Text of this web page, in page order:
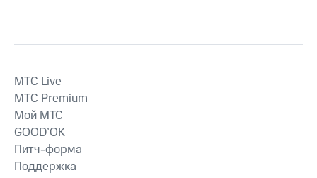
MTС Live
MTС Premium
Мой МТС
GOOD’OK
Питч-форма
Поддержка